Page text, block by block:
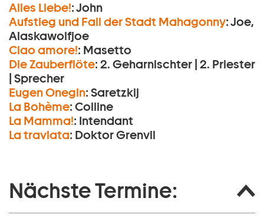
Alles Liebe!:John
Aufstieg und Fall der Stadt Mahagonny:Joe,
Alaskawolfjoe
Ciao amore!: Masetto
Die Zauberflöte: 2. Geharnischter | 2. Priester
| Sprecher
Eugen Onegin: Saretzkij
La Bohème: Colline
La Mamma!: Intendant
La traviata: Doktor Grenvil
Nächste Termine: